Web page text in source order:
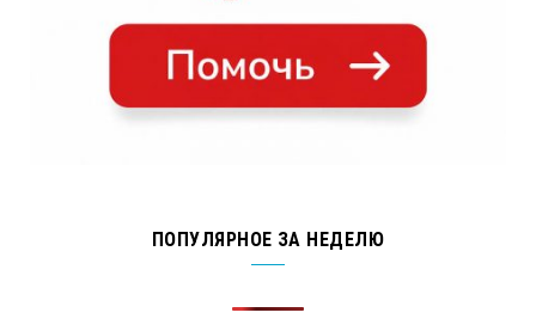
ПОПУЛЯРНОЕ ЗА НЕДЕЛЮ